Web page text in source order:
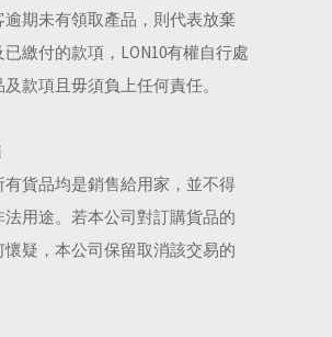
逾期未有領取產品，則代表放棄
繳付的款項，LON10有權自行處
款項且毋須負上任何責任。
有貨品均是銷售給用家，並不得
法用途。若本公司對訂購貨品的
懷疑，本公司保留取消該交易的